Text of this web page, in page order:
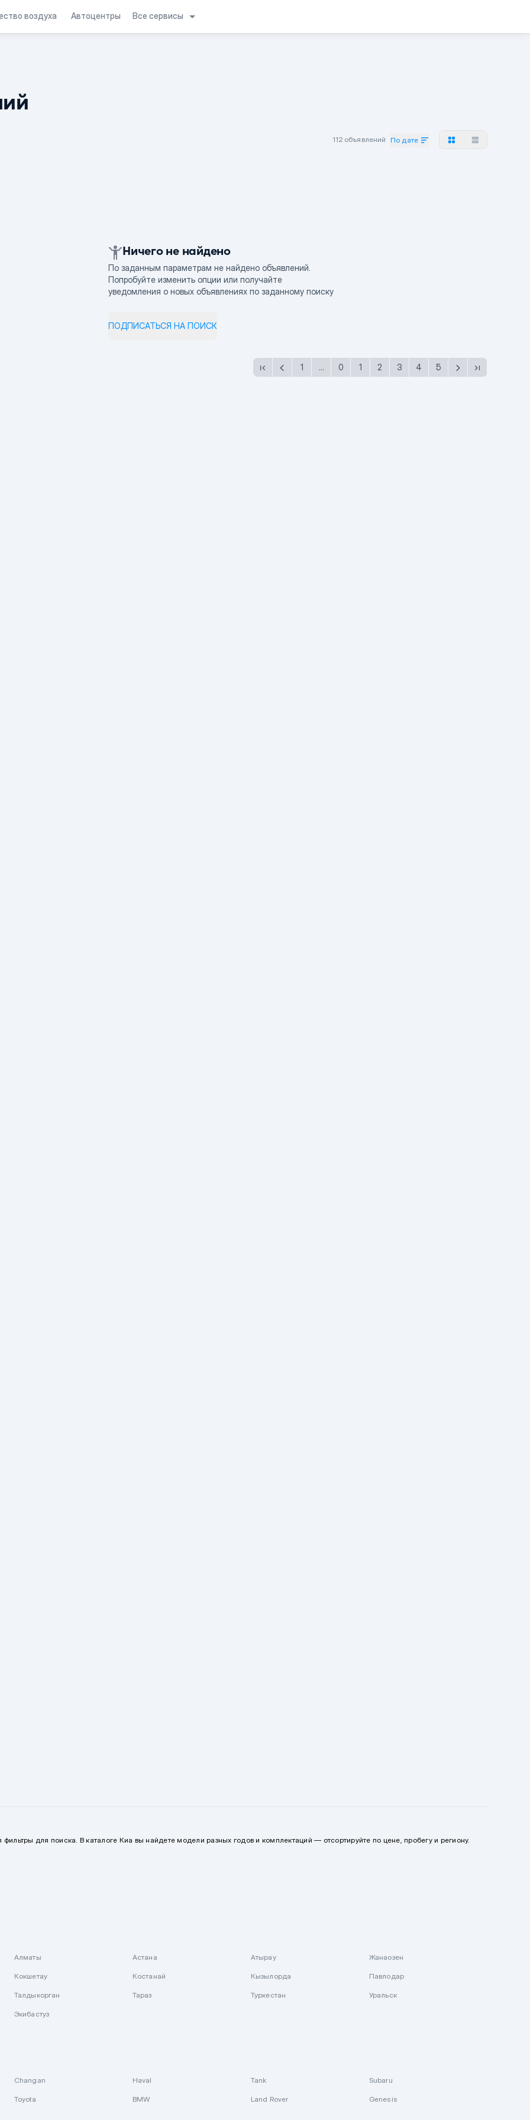
воздуха Автоцентры Все сервисы
112 объявлений По дате
Ничего не найдено
По заданным параметрам не найдено объявлений.
Попробуйте изменить опции или получайте
уведомления о новых объявлениях по заданному поиску
ПОДПИСАТЬСЯ НА ПОИСК
1 ... 0 1 2 3 4 5
для поиска. В каталоге Киа вы найдете модели разных годов и комплектаций — отсортируйте по цене, пробегу и региону.
Алматы Астана Атырау Жанаозен
Кокшетау Костанай Кызылорда Павлодар
Талдыкорган Тараз Туркестан Уральск
Экибастуз
Changan Haval Tank Subaru
Toyota BMW Land Rover Genesis